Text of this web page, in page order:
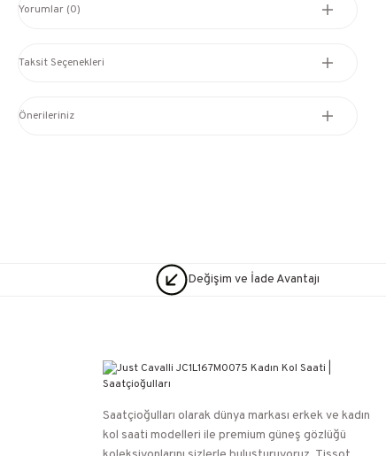
Yorumlar (0)
Taksit Seçenekleri
Önerileriniz
Değişim ve İade Avantajı
Saatçioğulları⁠ olarak dünya markası erkek ve kadın
kol saati modelleri ile premium güneş gözlüğü